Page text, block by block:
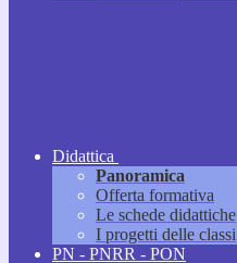
Didattica
Panoramica
Offerta formativa
Le schede didattiche
I progetti delle classi
PN - PNRR - PON